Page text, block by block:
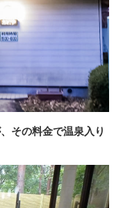
その料金で温泉入り